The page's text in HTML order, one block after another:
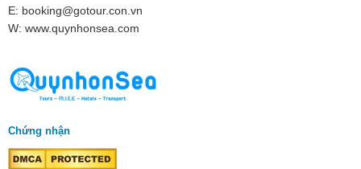
E: booking@gotour.con.vn
W: www.quynhonsea.com
Chứng nhận